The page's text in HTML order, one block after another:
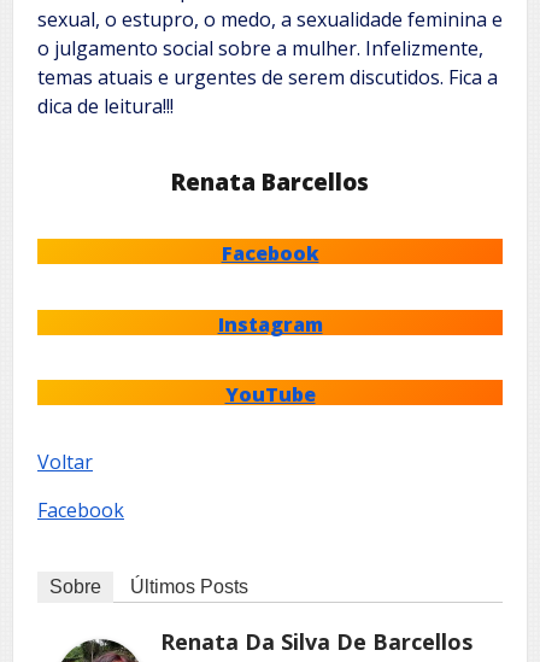
sexual, o estupro, o medo, a sexualidade feminina e
o julgamento social sobre a mulher. Infelizmente,
temas atuais e urgentes de serem discutidos. Fica a
dica de leitura!!!
Renata Barcellos
Facebook
Instagram
YouTube
Voltar
Facebook
Sobre Últimos Posts
Renata Da Silva De Barcellos